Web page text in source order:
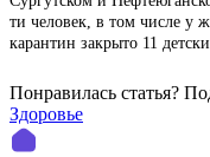
ти человек, в том числе у
карантин закрыто 11
Понравилась статья?
Здоровье